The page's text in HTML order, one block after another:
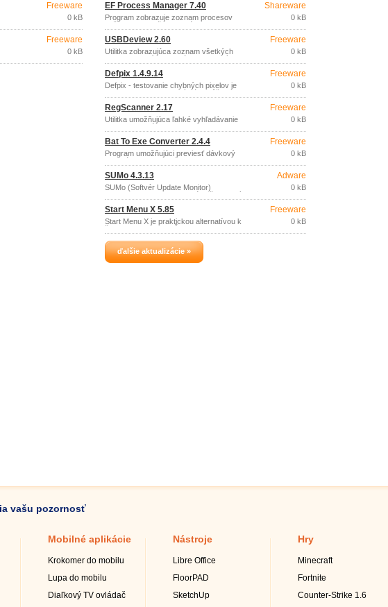
Freeware
0 kB
Freeware
0 kB
EF Process Manager 7.40
Program zobrazuje zoznam procesov
bežiacich vo vašom systéme a zoznam
všetkých načítaných modulov alebo
modulov využívaných určitými procesmi.
Shareware
0 kB
USBDeview 2.60
Utilitka zobrazujúca zoznam všetkých
USB zariadení momentálne pripojených k
vášmu počítaču aj pripojených v
minulosti.
Freeware
0 kB
Defpix 1.4.9.14
Defpix - testovanie chybných pixelov je
program zadarmo, ktorý vám môže
pomôcť s preverovaním chybných
pixelov na Vašom LCD monitore.
Freeware
0 kB
RegScanner 2.17
Utilitka umožňujúca ľahké vyhľadávanie
v registri systému Windows.
Freeware
0 kB
Bat To Exe Converter 2.4.4
Program umožňujúci previesť dávkový
BAT súbor do EXE súboru.
Freeware
0 kB
SUMo 4.3.13
SUMo (Softvér Update Monitor)
automaticky detekuje softvér inštalovaný
na vašom počítači a upozorní na
dostupné aktualizácie a opravy.
Adware
0 kB
Štart Menu X 5.85
Štart Menu X je praktickou alternatívou k
štandardnej ponuke Štart.
Freeware
0 kB
ďalšie aktualizácie »
vašu pozornosť
Mobilné aplikácie
Krokomer do mobilu
Lupa do mobilu
Diaľkový TV ovládač
Nástroje
Libre Office
FloorPAD
SketchUp
Hry
Minecraft
Fortnite
Counter-Strike 1.6